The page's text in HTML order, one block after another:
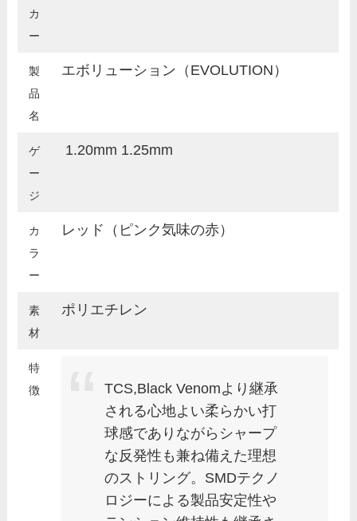
カ
ー
製
品
名
エボリューション（EVOLUTION）
ゲ
ー
ジ
1.20mm 1.25mm
カ
ラ
ー
レッド（ピンク気味の赤）
素
材
ポリエチレン
特
徴
TCS,Black Venomより継承
される心地よい柔らかい打
球感でありながらシャープ
な反発性も兼ね備えた理想
のストリング。SMDテクノ
ロジーによる製品安定性や